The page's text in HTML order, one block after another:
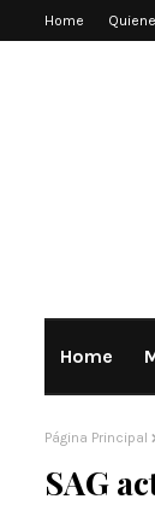
Home
Home
Página Principal
SAG